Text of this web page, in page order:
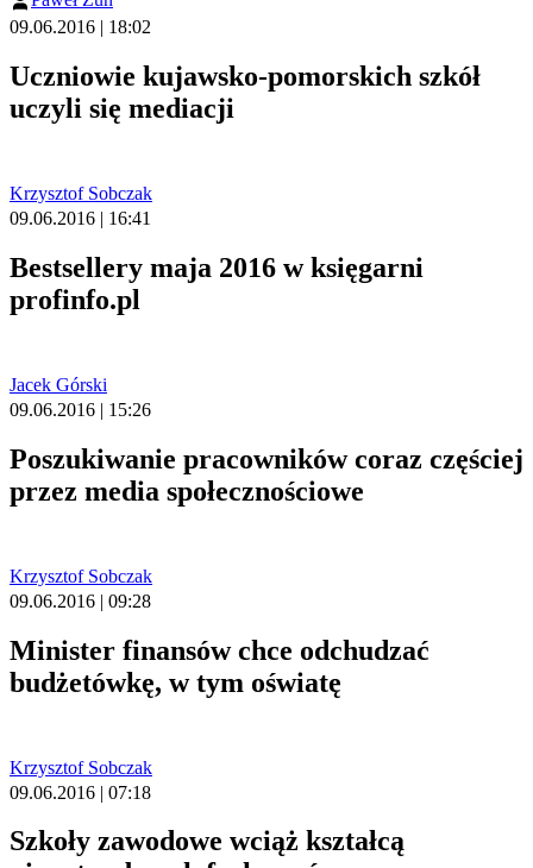
09.06.2016 | 18:02
Uczniowie kujawsko-pomorskich szkół
uczyli się mediacji
Krzysztof Sobczak
09.06.2016 | 16:41
Bestsellery maja 2016 w księgarni
profinfo.pl
Jacek Górski
09.06.2016 | 15:26
Poszukiwanie pracowników coraz częściej
przez media społecznościowe
Krzysztof Sobczak
09.06.2016 | 09:28
Minister finansów chce odchudzać
budżetówkę, w tym oświatę
Krzysztof Sobczak
09.06.2016 | 07:18
Szkoły zawodowe wciąż kształcą